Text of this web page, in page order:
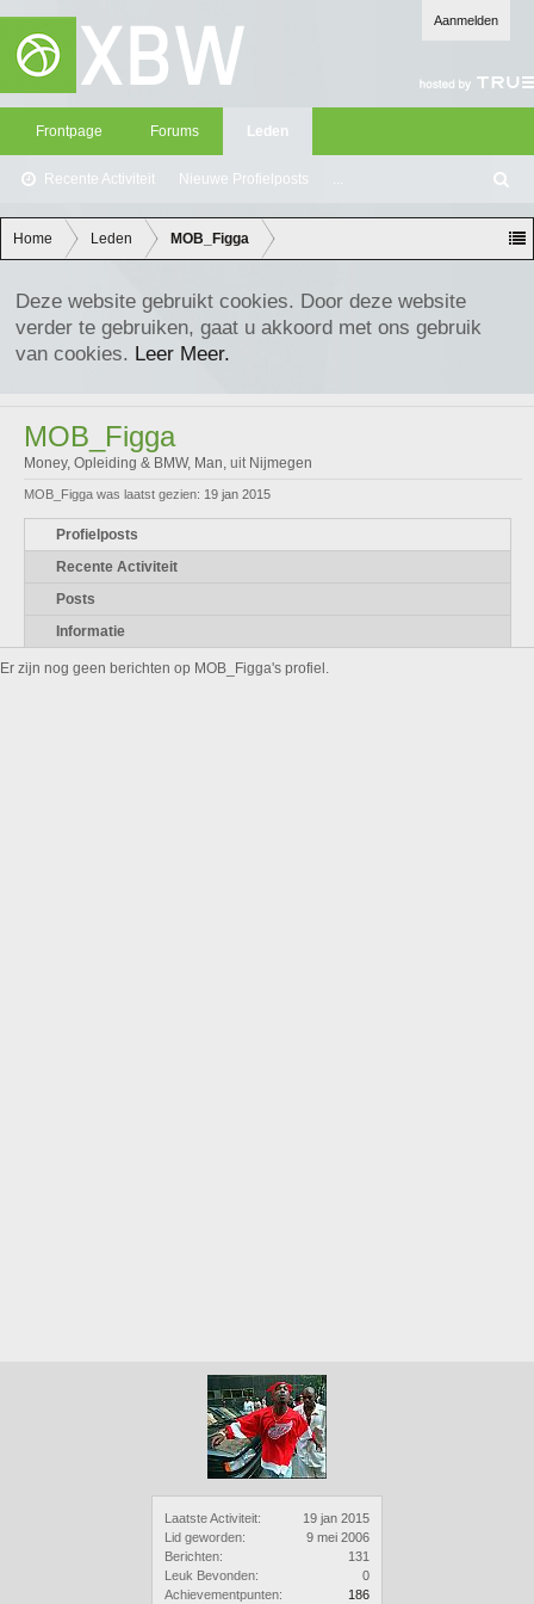
Aanmelden
Frontpage Forums Leden
Recente Activiteit Nieuwe Profielposts ...
oe
ke
n
Home Leden MOB_Figga
Deze website gebruikt cookies. Door deze website
verder te gebruiken, gaat u akkoord met ons gebruik
van cookies. Leer Meer.
Laatste Activiteit:
19 jan 2015
Lid geworden:
9 mei 2006
Berichten:
131
Leuk Bevonden:
0
Achievementpunten:
186
MOB_Figga
Money, Opleiding & BMW, Man, uit Nijmegen
MOB_Figga was laatst gezien: 19 jan 2015
Profielposts
Recente Activiteit
Posts
Informatie
Er zijn nog geen berichten op MOB_Figga's profiel.